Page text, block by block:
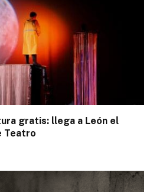
gratis: llega a León el
Teatro